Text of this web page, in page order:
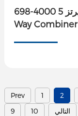
698-4000 ميغاهيرتز 5-
Way Combiner
Prev 1 2
9
10 التالي